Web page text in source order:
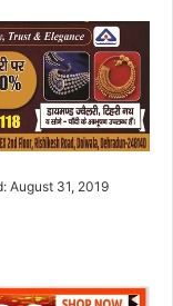
August 31, 2019